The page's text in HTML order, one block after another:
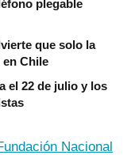
plegable
que solo la
Chile
el 22 de julio y los
Nacional